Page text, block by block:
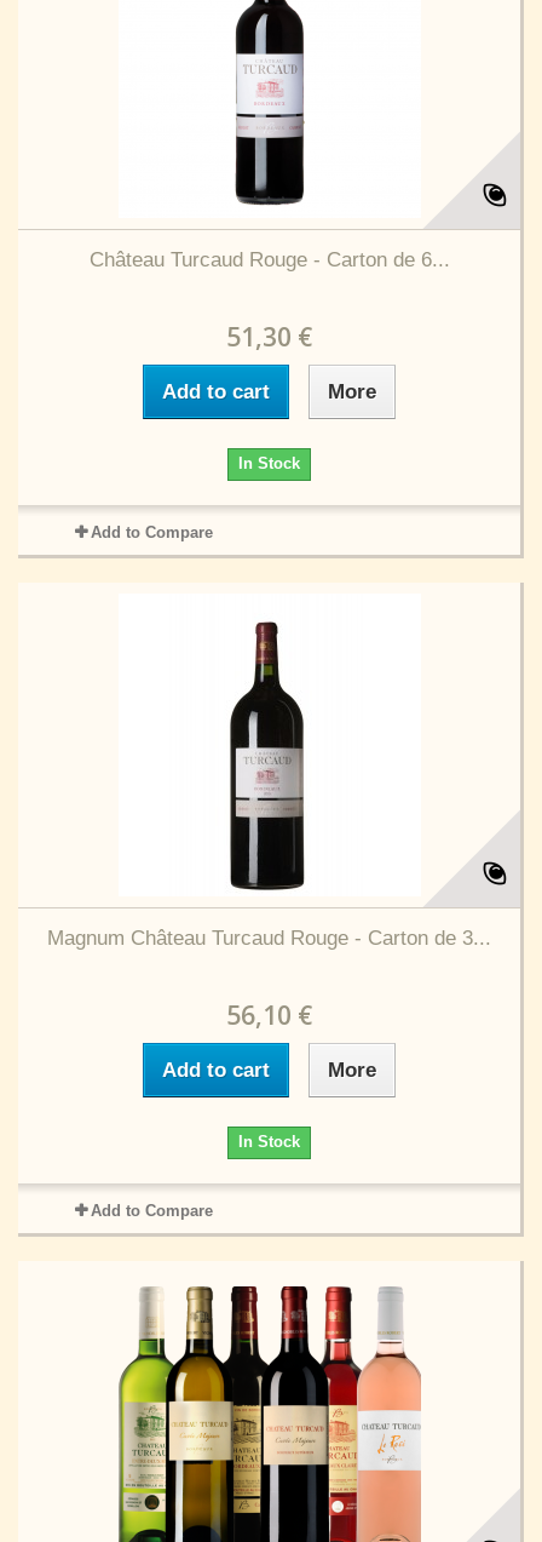
Château Turcaud Rouge - Carton de 6...
51,30 €
Add to cart More
In Stock
Add to Compare
Magnum Château Turcaud Rouge - Carton de 3...
56,10 €
Add to cart More
In Stock
Add to Compare